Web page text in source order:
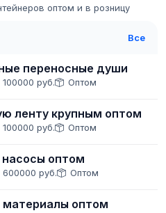
оптом и в розницу
Все
переносные души
100000 руб. Оптом
ленту крупным оптом
100000 руб. Оптом
оптом
600000 руб. Оптом
оптом